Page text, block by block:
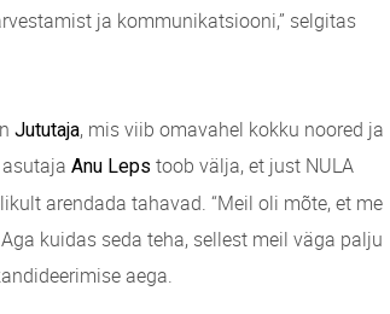
ja kommunikatsiooni,” selgitas
Jututaja, mis viib omavahel kokku noored ja
Anu Leps toob välja, et just NULA
arendada tahavad. “Meil oli mõte, et me
kuidas seda teha, sellest meil väga palju
aega.